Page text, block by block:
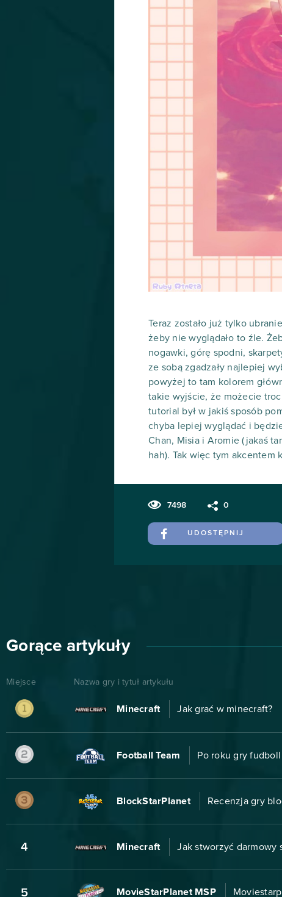
Teraz zostało już tylko
żeby nie wyglądało to źle.
nogawki, górę spodni,
ze sobą zgadzały najlepiej
powyżej to tam kolorem
takie wyjście, że możecie
tutorial był w jakiś sposób
chyba lepiej wyglądać i
Chan, Misia i Aromie (jakaś
hah). Tak więc tym akcentem
7498 0
UDOSTĘPNIJ
Gorące artykuły
Miejsce Nazwa gry i tytuł artykułu
Minecraft Jak grać w minecraft?
Football Team Po roku gry
BlockStarPlanet Recenzja gry
4 Minecraft Jak stworzyć darmowy
5 MovieStarPlanet MSP